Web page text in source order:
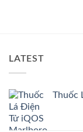
LATEST
Thuốc